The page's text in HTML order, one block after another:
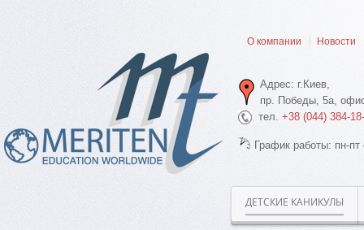
О компании Новости
Адрес: г.Киев,
пр. Победы, 5а,
тел. +38 (044) 384-
График работы: пн-
ДЕТСКИЕ КАНИКУЛЫ